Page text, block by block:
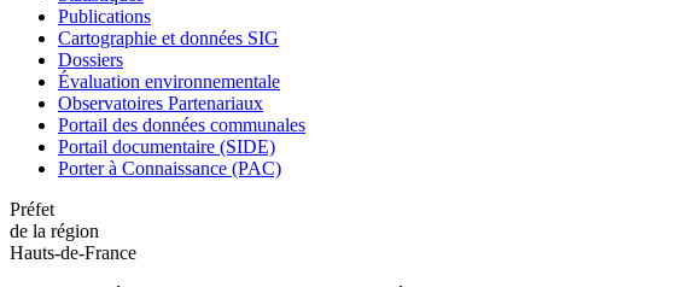
Publications
Cartographie et données SIG
Dossiers
Évaluation environnementale
Observatoires Partenariaux
Portail des données communales
Portail documentaire (SIDE)
Porter à Connaissance (PAC)
Préfet
de la région
Hauts-de-France